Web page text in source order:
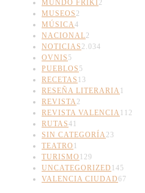
MUNDO FRIKI2
MUSEOS 2
MÚSICA4
NACIONAL2
NOTICIAS 2.034
OVNIS 5
PUEBLOS 5
RECETAS 13
RESEÑA LITERARIA1
REVISTA2
REVISTA VALENCIA112
RUTAS41
SIN CATEGORÍA23
TEATRO 1
TURISMO 129
UNCATEGORIZED 145
VALENCIA CIUDAD67